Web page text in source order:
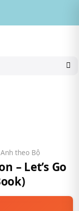
theo Bộ
– Let’s Go